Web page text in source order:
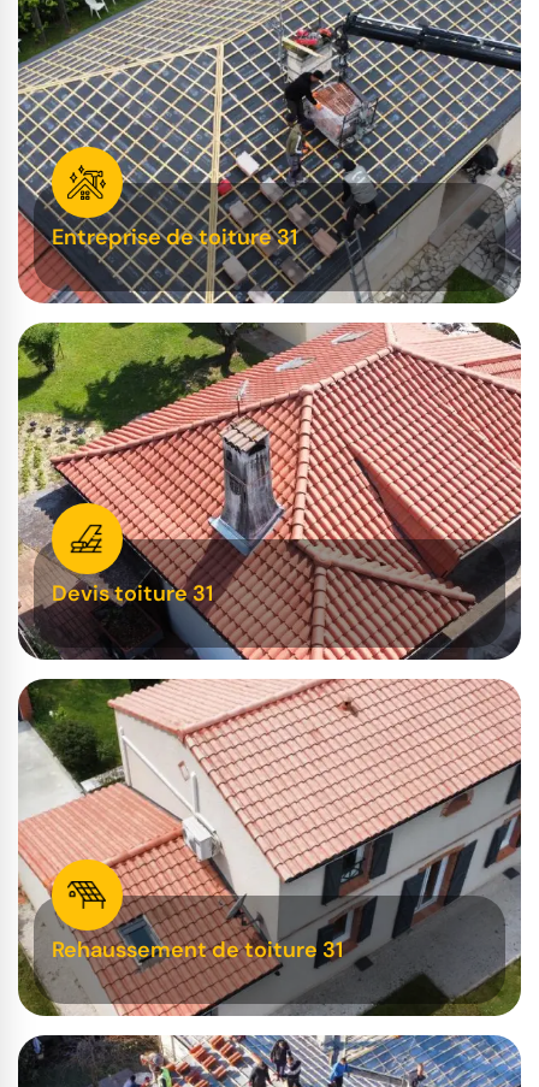
Entreprise de toiture 31
Devis toiture 31
Rehaussement de toiture 31